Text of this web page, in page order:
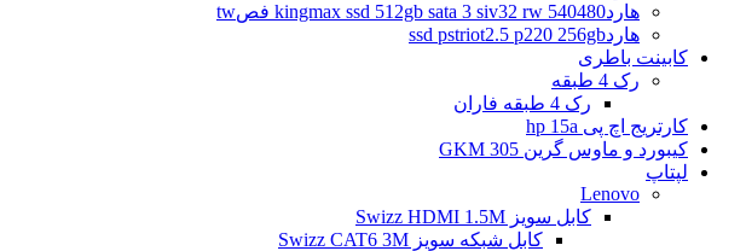
هاردkingmax ssd 512gb sata 3 siv32 rw 540480 فصtw
هاردssd pstriot2.5 p220 256gb
کابینت باطری
رک 4 طبقه
رک 4 طبقه فاران
کارتریج اچ پی hp 15a
کیبورد و ماوس گرین GKM 305
لپتاپ
Lenovo
کابل سویز Swizz HDMI 1.5M
کابل شبکه سویز Swizz CAT6 3M